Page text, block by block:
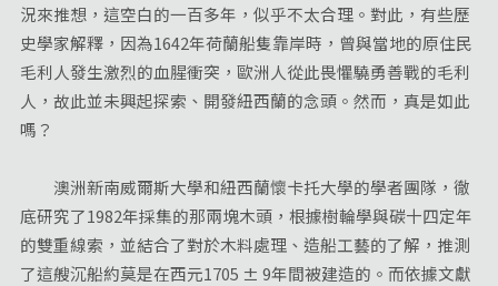
況來推想，這空白的一百多年，似乎不太合理。對此，有些歷
史學家解釋，因為1642年荷蘭船隻靠岸時，曾與當地的原住民
毛利人發生激烈的血腥衝突，歐洲人從此畏懼驍勇善戰的毛利
人，故此並未興起探索、開發紐西蘭的念頭。然而，真是如此
嗎？
澳洲新南威爾斯大學和紐西蘭懷卡托大學的學者團隊，徹
底研究了1982年採集的那兩塊木頭，根據樹輪學與碳十四定年
的雙重線索，並結合了對於木料處理、造船工藝的了解，推測
了這艘沉船約莫是在西元1705 ± 9年間被建造的。而依據文獻